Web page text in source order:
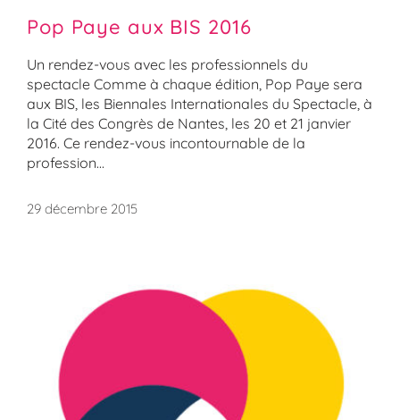
Pop Paye aux BIS 2016
Un rendez-vous avec les professionnels du
spectacle Comme à chaque édition, Pop Paye sera
aux BIS, les Biennales Internationales du Spectacle, à
la Cité des Congrès de Nantes, les 20 et 21 janvier
2016. Ce rendez-vous incontournable de la
profession...
29 décembre 2015